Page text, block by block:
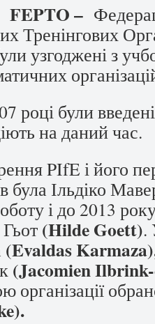
–
Тренінгових
узгоджені з
році були
на даний час.
PIfE і його
була Ільдіко
і до 2013
(Hilde Goett).
(Evaldas
(Jacomien
організації